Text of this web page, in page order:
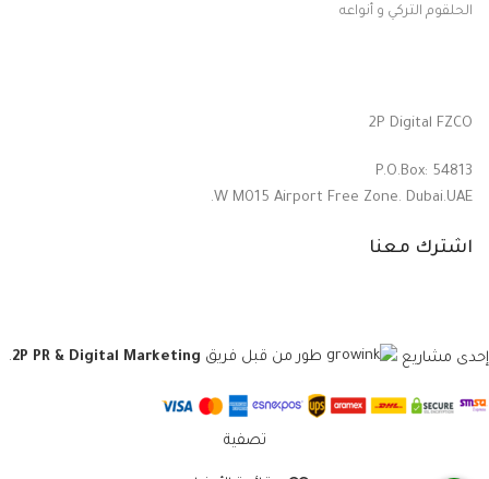
الحلقوم التركي و أنواعه
2P Digital FZCO
P.O.Box: 54813
W M015 Airport Free Zone. Dubai.UAE.
اشترك معنا
إحدى مشاريع طور من قبل فريق 2P PR & Digital Marketing
.
تصفية